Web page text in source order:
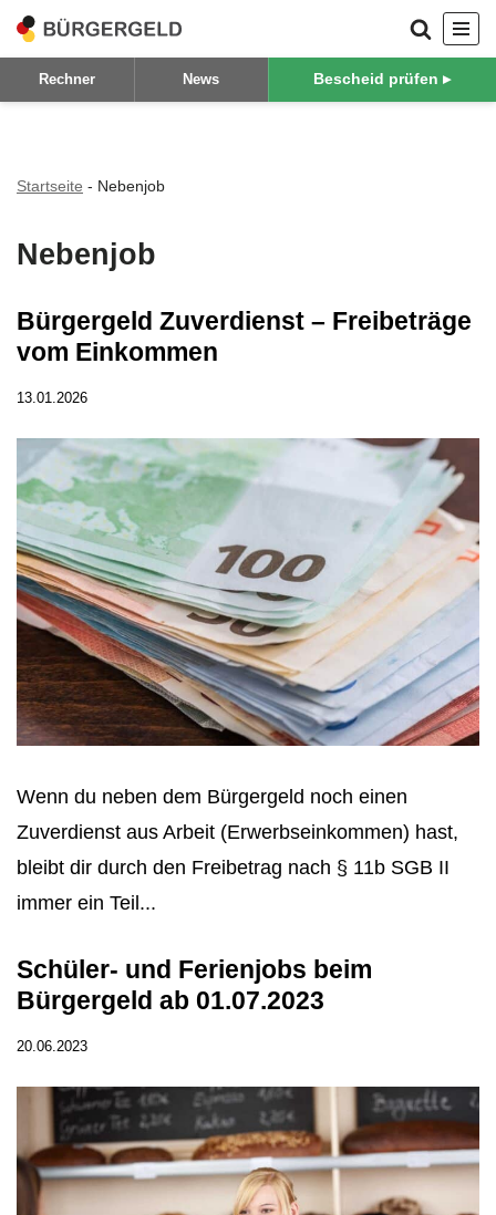
Zum
Inhalt
Rechner News Bescheid prüfen ▸
Startseite - Nebenjob
Nebenjob
Bürgergeld Zuverdienst – Freibeträge
vom Einkommen
13.01.2026
Wenn du neben dem Bürgergeld noch einen
Zuverdienst aus Arbeit (Erwerbseinkommen) hast,
bleibt dir durch den Freibetrag nach § 11b SGB II
immer ein Teil...
Schüler- und Ferienjobs beim
Bürgergeld ab 01.07.2023
20.06.2023